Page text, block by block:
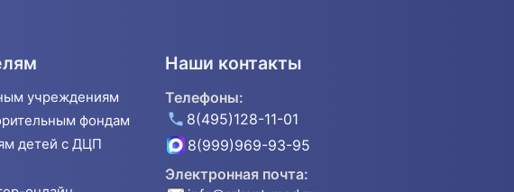
учреждениям
фондам
детей с ДЦП
Наши контакты
Телефоны:
8(495)128-11-01
8(999)969-93-95
Электронная почта: